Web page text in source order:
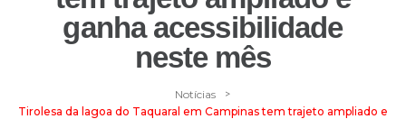
ganha acessibilidade
neste mês
Notícias >
Tirolesa da lagoa do Taquaral em Campinas tem trajeto ampliado e